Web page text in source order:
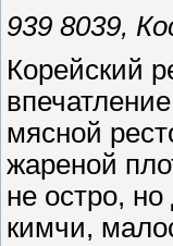
939 8039,
Корейский
мясной
жареной
не остро,
кимчи,